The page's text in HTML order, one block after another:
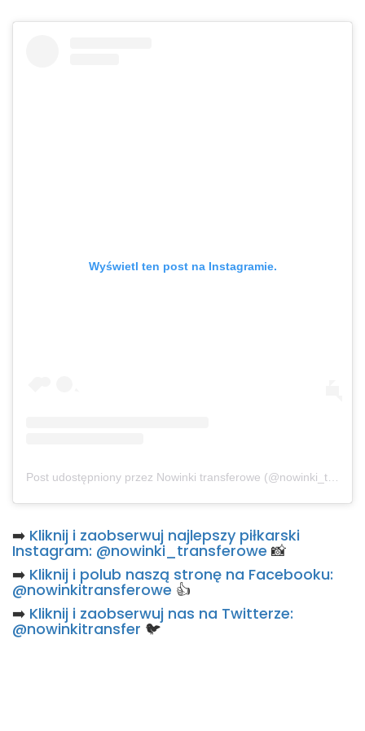
Wyświetl ten post na Instagramie.
➡️ Kliknij i zaobserwuj najlepszy piłkarski
Instagram: @nowinki_transferowe 📸
➡️ Kliknij i polub naszą stronę na Facebooku:
@nowinkitransferowe 👍
➡️ Kliknij i zaobserwuj nas na Twitterze:
@nowinkitransfer 🐦